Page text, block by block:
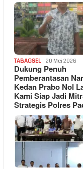
TABAGSEL 20 Mei 2026
Dukung Penuh
Pemberantasan
Kedan Prabo Nol
Kami Siap Jadi
Strategis Polres